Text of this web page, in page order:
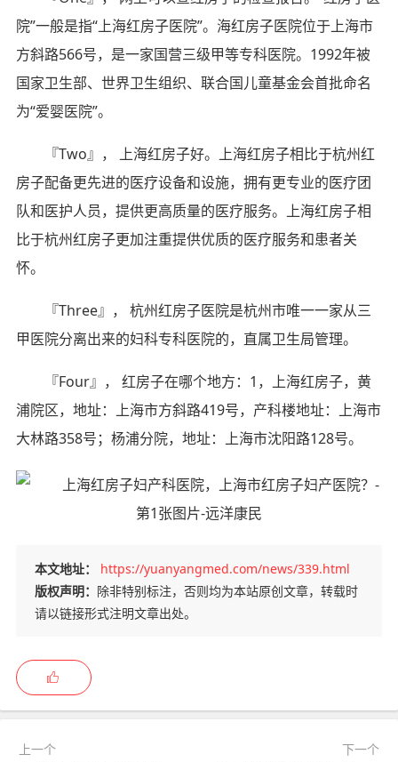
院”一般是指“上海红房子医院”。海红房子医院位于上海市
方斜路566号，是一家国营三级甲等专科医院。1992年被
国家卫生部、世界卫生组织、联合国儿童基金会首批命名
为“爱婴医院”。
『Two』， 上海红房子好。上海红房子相比于杭州红
房子配备更先进的医疗设备和设施，拥有更专业的医疗团
队和医护人员，提供更高质量的医疗服务。上海红房子相
比于杭州红房子更加注重提供优质的医疗服务和患者关
怀。
『Three』， 杭州红房子医院是杭州市唯一一家从三
甲医院分离出来的妇科专科医院的，直属卫生局管理。
『Four』， 红房子在哪个地方：1，上海红房子，黄
浦院区，地址：上海市方斜路419号，产科楼地址：上海市
大林路358号；杨浦分院，地址：上海市沈阳路128号。
本文地址：
https://yuanyangmed.com/news/339.html
版权声明： 除非特别标注，否则均为本站原创文章，转载时
请以链接形式注明文章出处。
上一个 下一个